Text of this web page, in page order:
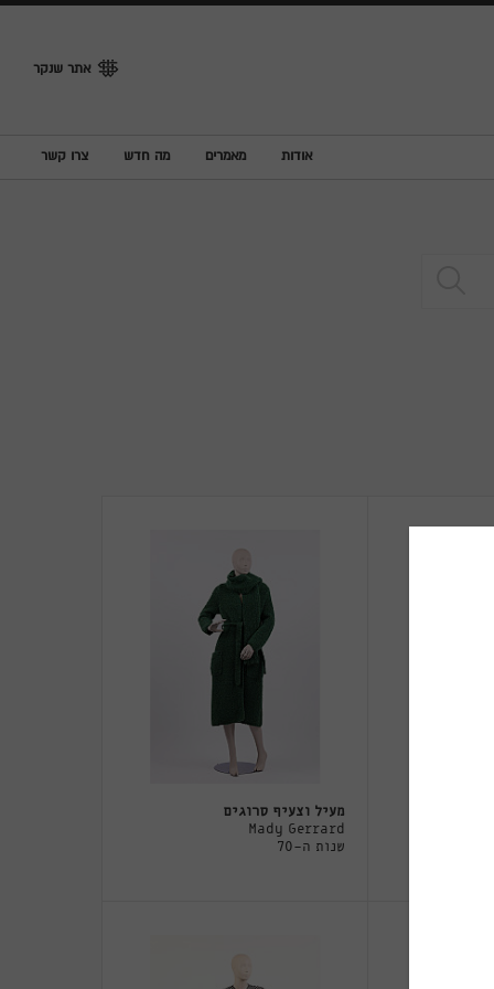
אתר שנקר
אודות מאמרים מה חדש צרו קשר
מעיל וצעיף סרוגים
Mady Gerrard
שנות ה-70